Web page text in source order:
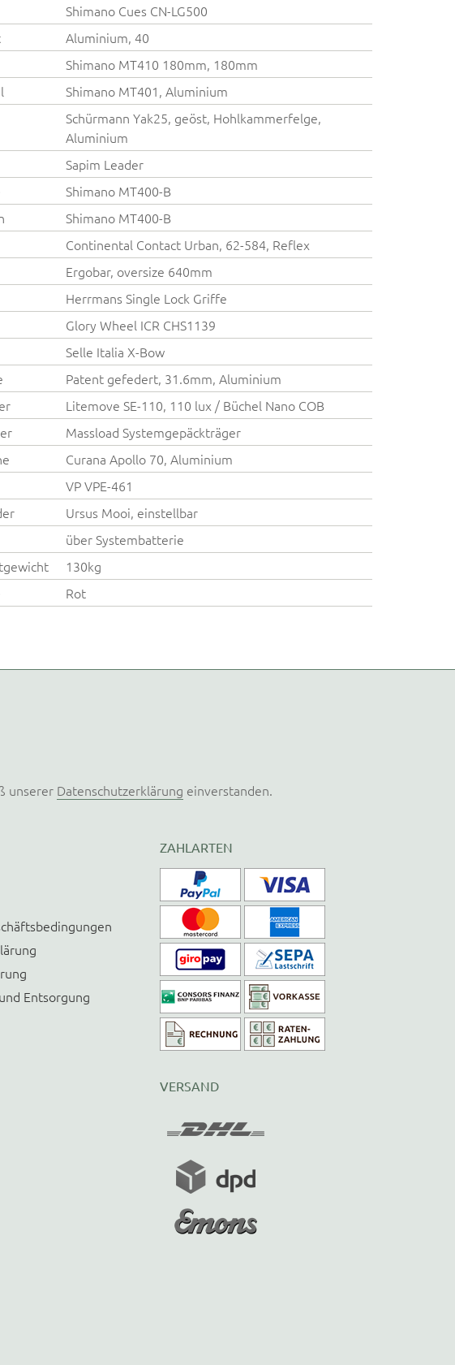
Shimano Cues CN-LG500
Aluminium, 40
Shimano MT410 180mm, 180mm
Shimano MT401, Aluminium
Schürmann Yak25, geöst, Hohlkammerfelge,
Aluminium
Sapim Leader
Shimano MT400-B
Shimano MT400-B
Continental Contact Urban, 62-584, Reflex
Ergobar, oversize 640mm
Herrmans Single Lock Griffe
Glory Wheel ICR CHS1139
Selle Italia X-Bow
Patent gefedert, 31.6mm, Aluminium
Litemove SE-110, 110 lux / Büchel Nano COB
Massload Systemgepäckträger
Curana Apollo 70, Aluminium
VP VPE-461
Ursus Mooi, einstellbar
über Systembatterie
130kg
Rot
unserer Datenschutzerklärung einverstanden.
Entsorgung
ZAHLARTEN
VERSAND